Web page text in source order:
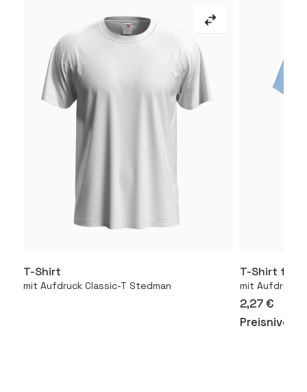
T-Shirt
mit Aufdruck Classic-T Stedman
T-Shirt für
mit Aufdruck
2,27 €
Preisniveau